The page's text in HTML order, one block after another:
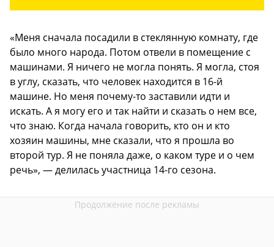
«Меня сначала посадили в стеклянную комнату, где
было много народа. Потом отвели в помещение с
машинами. Я ничего не могла понять. Я могла, стоя
в углу, сказать, что человек находится в 16-й
машине. Но меня почему-то заставили идти и
искать. А я могу его и так найти и сказать о нем все,
что знаю. Когда начала говорить, кто он и кто
хозяин машины, мне сказали, что я прошла во
второй тур. Я не поняла даже, о каком туре и о чем
речь», — делилась участница 14-го сезона.